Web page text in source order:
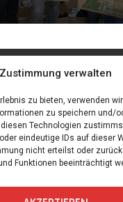
Zustimmung verwalten
zu bieten, verwenden
zu speichern und/
Technologien
eindeutige IDs auf dieser
nicht erteilst oder
Funktionen beeinträchtigt
instagram
Kontakt Datenschutz